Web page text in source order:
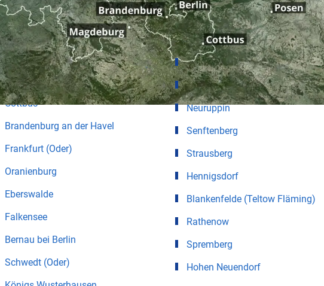
Wetter für Städte in Brandenburg
Berlin
Potsdam
Cottbus
Brandenburg an der Havel
Frankfurt (Oder)
Oranienburg
Eberswalde
Falkensee
Bernau bei Berlin
Schwedt (Oder)
Fürstenwalde/Spree
Eisenhüttenstadt
Neuruppin
Senftenberg
Strausberg
Hennigsdorf
Blankenfelde (Teltow Fläming)
Rathenow
Spremberg
Hohen Neuendorf